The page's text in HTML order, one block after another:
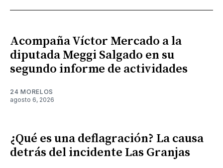
Acompaña Víctor Mercado a la
diputada Meggi Salgado en su
segundo informe de actividades
24 MORELOS
agosto 6, 2026
¿Qué es una deflagración? La causa
detrás del incidente Las Granjas